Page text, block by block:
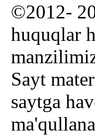
©2012-
huquqlar
Sayt
saytga